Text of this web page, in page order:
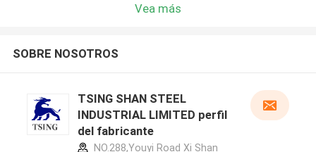
Vea más
SOBRE NOSOTROS
TSING SHAN STEEL
INDUSTRIAL LIMITED perfil
del fabricante
NO.288,Youyi Road Xi Shan